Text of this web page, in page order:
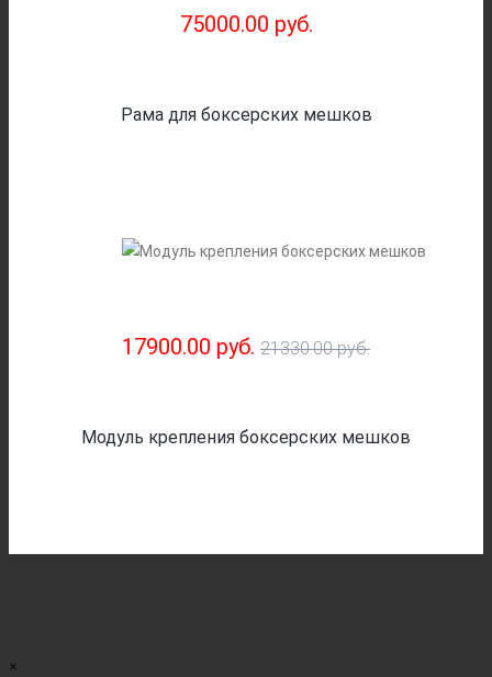
75000.00 руб.
Рама для боксерских мешков
17900.00 руб. 21330.00 руб.
Модуль крепления боксерских мешков
×